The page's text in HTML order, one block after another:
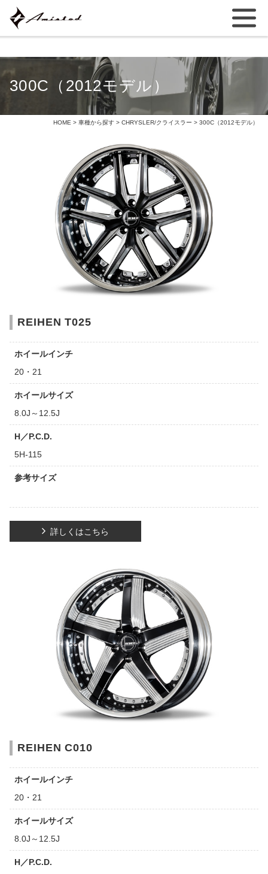
300C（2012モデル）
HOME > 車種から探す > CHRYSLER/クライスラー > 300C（2012モデル）
REIHEN T025
ホイールインチ
20・21
ホイールサイズ
8.0J～12.5J
H／P.C.D.
5H-115
参考サイズ
詳しくはこちら
REIHEN C010
ホイールインチ
20・21
ホイールサイズ
8.0J～12.5J
H／P.C.D.